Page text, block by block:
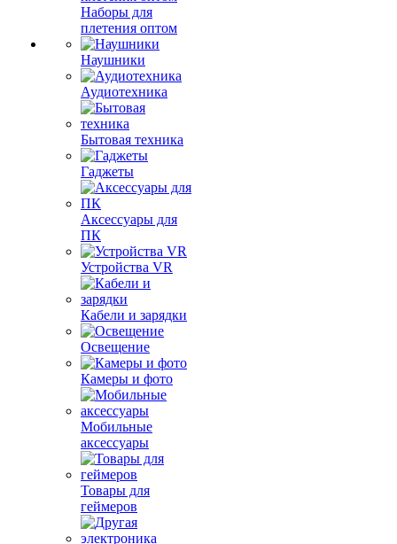
Наборы для
плетения оптом
Наушники
Аудиотехника
Бытовая техника
Гаджеты
Аксессуары для
ПК
Устройства VR
Кабели и зарядки
Освещение
Камеры и фото
Мобильные
аксессуары
Товары для
геймеров